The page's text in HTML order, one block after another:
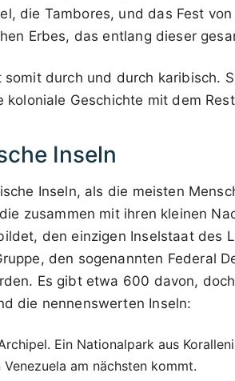
die Tambores, und das Fest
Erbes, das entlang dieser
durch und durch karibisch.
Geschichte mit dem
Inseln
Inseln, als die meisten
zusammen mit ihren kleinen
den einzigen Inselstaat des
den sogenannten Federal
Es gibt etwa 600 davon,
die nennenswerten Inseln:
Ein Nationalpark aus
am nächsten kommt.